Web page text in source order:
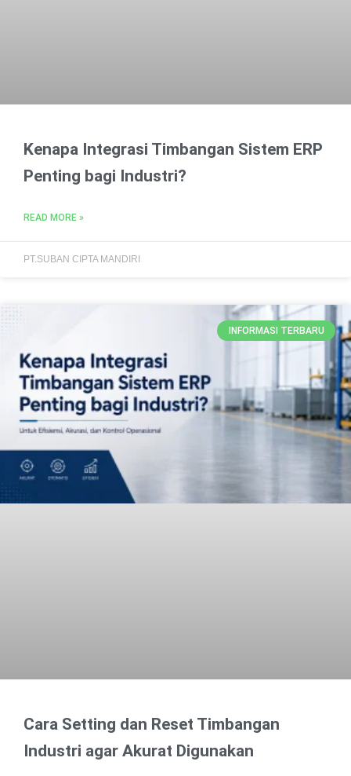
Kenapa Integrasi Timbangan Sistem ERP
Penting bagi Industri?
READ MORE »
PT.SUBAN CIPTA MANDIRI
INFORMASI TERBARU
Cara Setting dan Reset Timbangan
Industri agar Akurat Digunakan